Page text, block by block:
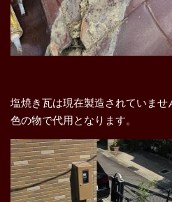
塩焼き瓦は現在製造されていま
色の物で代用となります。